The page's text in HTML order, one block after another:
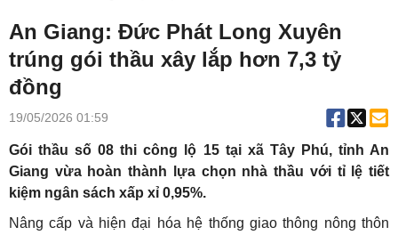
An Giang: Đức Phát Long Xuyên
trúng gói thầu xây lắp hơn 7,3 tỷ
đồng
19/05/2026 01:59
Gói thầu số 08 thi công lộ 15 tại xã Tây Phú, tỉnh An
Giang vừa hoàn thành lựa chọn nhà thầu với tỉ lệ tiết
kiệm ngân sách xấp xỉ 0,95%.
Nâng cấp và hiện đại hóa hệ thống giao thông nông thôn